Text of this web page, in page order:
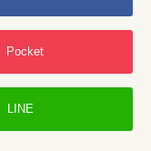
Pocket
LINE